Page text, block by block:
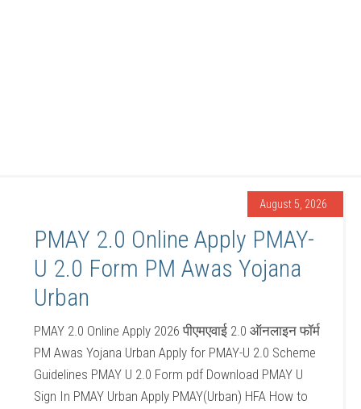
August 5, 2026
PMAY 2.0 Online Apply PMAY-
U 2.0 Form PM Awas Yojana
Urban
PMAY 2.0 Online Apply 2026 पीएमएवाई 2.0 ऑनलाइन फॉर्म
PM Awas Yojana Urban Apply for PMAY-U 2.0 Scheme
Guidelines PMAY U 2.0 Form pdf Download PMAY U
Sign In PMAY Urban Apply PMAY(Urban) HFA How to